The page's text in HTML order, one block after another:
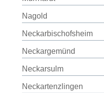
Nagold
Neckarbischofsheim
Neckargemünd
Neckarsulm
Neckartenzlingen